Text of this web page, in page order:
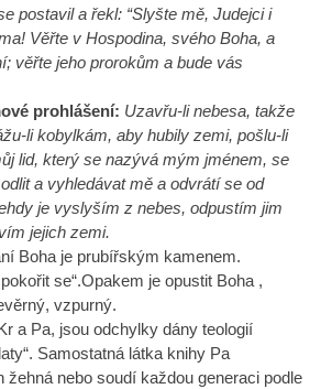
postavil a řekl: “Slyšte mě, Judejci i
Věřte v Hospodina, svého Boha, a
věřte jeho prorokům a bude vás
prohlášení: Uzavřu-li nebesa, takže
li kobylkám, aby hubily zemi, pošlu-li
lid, který se nazývá mým jménem, se
a vyhledávat mě a odvrátí se od
je vyslyším z nebes, odpustím jim
jejich zemi.
Boha je prubířským kamenem.
se“.Opakem je opustit Boha ,
vzpurný.
a Pa, jsou odchylky dány teologií
Samostatná látka knihy Pa
žehná nebo soudí každou generaci podle